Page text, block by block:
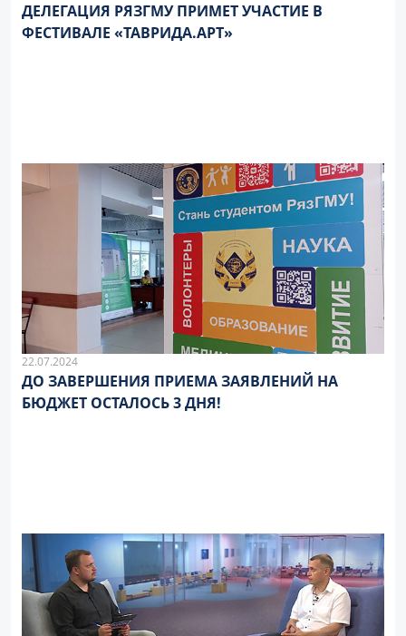
ДЕЛЕГАЦИЯ РЯЗГМУ ПРИМЕТ УЧАСТИЕ В
ФЕСТИВАЛЕ «ТАВРИДА.АРТ»
22.07.2024
ДО ЗАВЕРШЕНИЯ ПРИЕМА ЗАЯВЛЕНИЙ НА
БЮДЖЕТ ОСТАЛОСЬ 3 ДНЯ!